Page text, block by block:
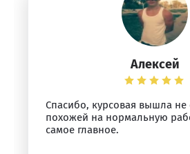
Алексей
Спасибо, курсовая вышла
похожей на нормальную
самое главное.